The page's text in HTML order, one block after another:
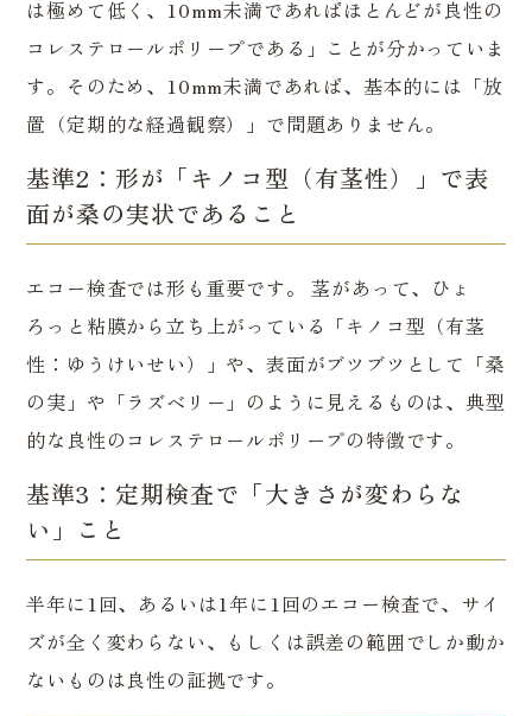
は極めて低く、10mm未満であればほとんどが良性の
コレステロールポリープである」ことが分かっていま
す。そのため、10mm未満であれば、基本的には「放
置（定期的な経過観察）」で問題ありません。
基準2：形が「キノコ型（有茎性）」で表
面が桑の実状であること
エコー検査では形も重要です。 茎があって、ひょ
ろっと粘膜から立ち上がっている「キノコ型（有茎
性：ゆうけいせい）」や、表面がブツブツとして「桑
の実」や「ラズベリー」のように見えるものは、典型
的な良性のコレステロールポリープの特徴です。
基準3：定期検査で「大きさが変わらな
い」こと
半年に1回、あるいは1年に1回のエコー検査で、サイ
ズが全く変わらない、もしくは誤差の範囲でしか動か
ないものは良性の証拠です。